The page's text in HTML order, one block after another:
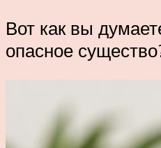
Вот как вы
опасное